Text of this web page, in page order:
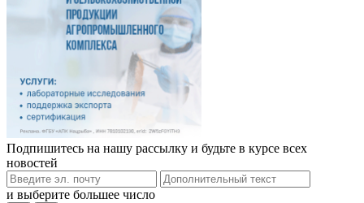
Подпишитесь на нашу рассылку и будьте в курсе всех
новостей
и выберите большее число